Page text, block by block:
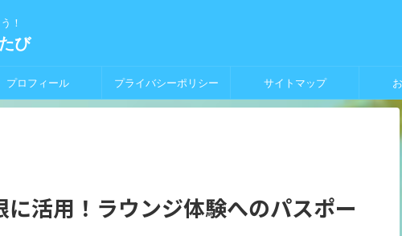
！
び
プロフィール プライバシーポリシー サイトマップ
活用！ラウンジ体験へのパスポー